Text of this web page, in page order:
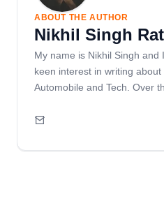
ABOUT THE AUTHOR
Nikhil Singh
My name is Nikhil Singh and
keen interest in writing about
Automobile and Tech. Over